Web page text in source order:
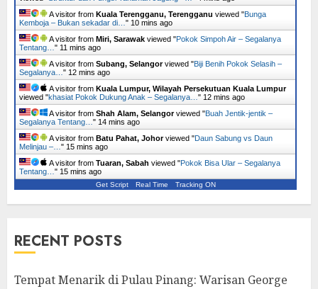
A visitor from Kuala Terengganu, Terengganu viewed "Bunga
Kemboja – Bukan sekadar di… " 10 mins ago
A visitor from Miri, Sarawak viewed "Pokok Simpoh Air – Segalanya
Tentang… " 11 mins ago
A visitor from Subang, Selangorviewed "Biji Benih Pokok Selasih –
Segalanya… " 12 mins ago
A visitor from Kuala Lumpur, Wilayah Persekutuan Kuala Lumpur
viewed "khasiat Pokok Dukung Anak – Segalanya… " 12 mins ago
A visitor from Shah Alam, Selangorviewed "Buah Jentik-jentik –
Segalanya Tentang… " 14 mins ago
A visitor from Batu Pahat, Johorviewed "Daun Sabung vs Daun
Melinjau –… " 15 mins ago
A visitor from Tuaran, Sabah viewed "Pokok Bisa Ular – Segalanya
Tentang… " 15 mins ago
Get Script Real Time Tracking ON
RECENT POSTS
Tempat Menarik di Pulau Pinang: Warisan George